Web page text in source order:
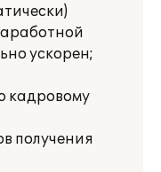
ускорен;
кадровому
получения